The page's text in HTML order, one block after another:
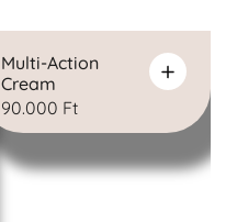
Multi-Action
Cream
90.000 Ft